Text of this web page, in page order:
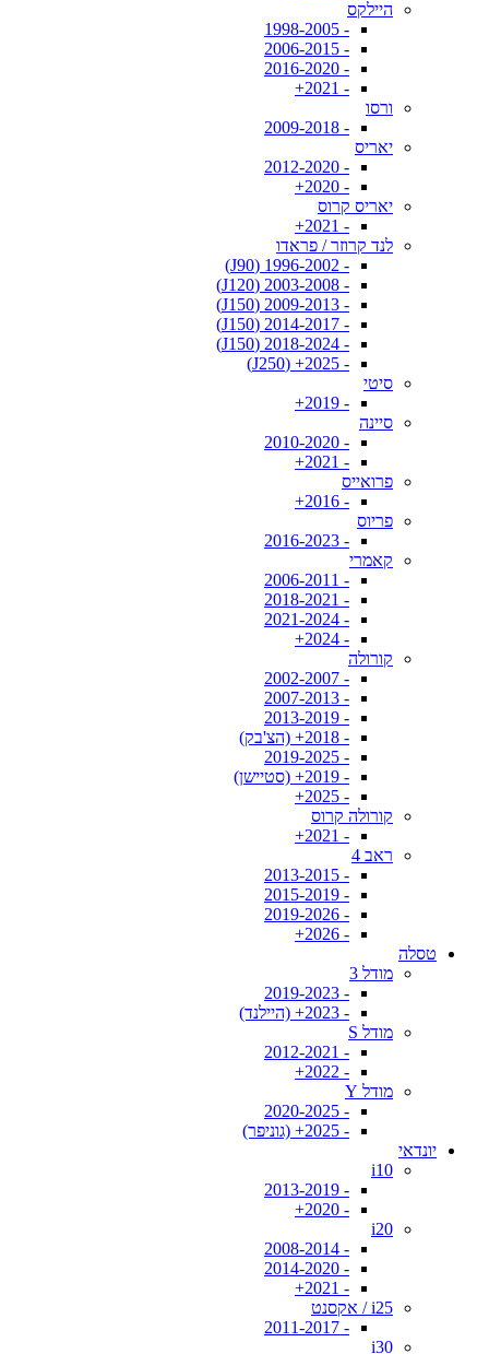
היילקס
- 1998-2005
- 2006-2015
- 2016-2020
- 2021+
ורסו
- 2009-2018
יאריס
- 2012-2020
- 2020+
יאריס קרוס
- 2021+
לנד קרוזר / פראדו
- 1996-2002 (J90)
- 2003-2008 (J120)
- 2009-2013 (J150)
- 2014-2017 (J150)
- 2018-2024 (J150)
- 2025+ (J250)
סיטי
- 2019+
סיינה
- 2010-2020
- 2021+
פרואייס
- 2016+
פריוס
- 2016-2023
קאמרי
- 2006-2011
- 2018-2021
- 2021-2024
- 2024+
קורולה
- 2002-2007
- 2007-2013
- 2013-2019
- 2018+ (הצ'בק)
- 2019-2025
- 2019+ (סטיישן)
- 2025+
קורולה קרוס
- 2021+
ראב 4
- 2013-2015
- 2015-2019
- 2019-2026
- 2026+
טסלה
מודל 3
- 2019-2023
- 2023+ (היילנד)
מודל S
- 2012-2021
- 2022+
מודל Y
- 2020-2025
- 2025+ (גוניפר)
יונדאי
i10
- 2013-2019
- 2020+
i20
- 2008-2014
- 2014-2020
- 2021+
i25 / אקסנט
- 2011-2017
i30